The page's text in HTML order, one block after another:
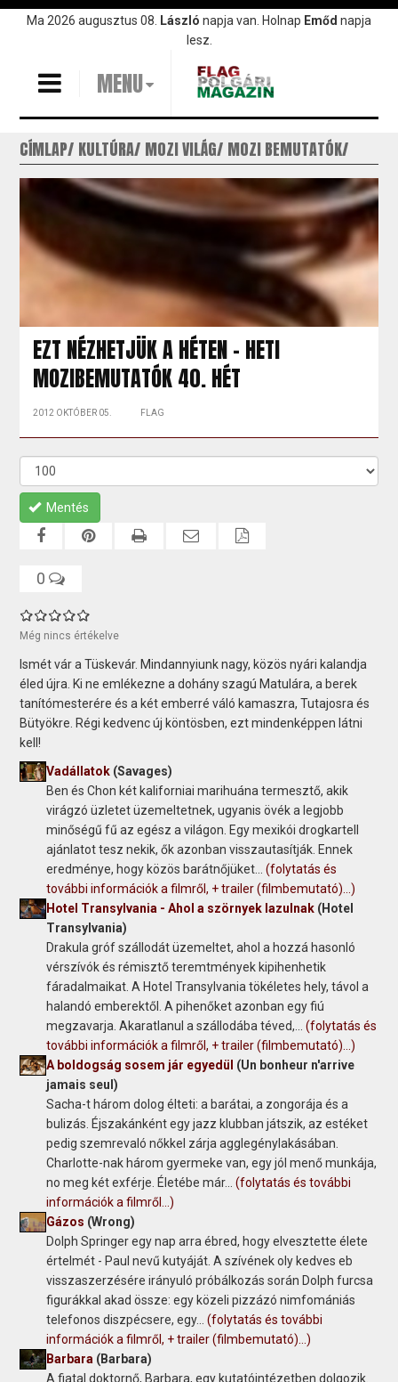
UgrásMa 2026 augusztus 08. László napja van. Holnap Emőd napja
lesz.
MENU
CÍMLAP KULTÚRA MOZI VILÁG MOZI BEMUTATÓK
EZT NÉZHETJÜK A HÉTEN - HETI
MOZIBEMUTATÓK 40. HÉT
2012 OKTÓBER 05. FLAG
Mentés
0
Még nincs értékelve
Ismét vár a Tüskevár. Mindannyiunk nagy, közös nyári kalandja
éled újra. Ki ne emlékezne a dohány szagú Matulára, a berek
tanítómesterére és a két emberré váló kamaszra, Tutajosra és
Bütyökre. Régi kedvenc új köntösben, ezt mindenképpen látni
kell!
Vadállatok (Savages)
Ben és Chon két kaliforniai marihuána termesztő, akik
virágzó üzletet üzemeltetnek, ugyanis övék a legjobb
minőségű fű az egész a világon. Egy mexikói drogkartell
ajánlatot tesz nekik, ők azonban visszautasítják. Ennek
eredménye, hogy közös barátnőjüket...(folytatás és
további információk a filmről, + trailer (filmbemutató)...)
Hotel Transylvania - Ahol a szörnyek lazulnak (Hotel
Transylvania)
Drakula gróf szállodát üzemeltet, ahol a hozzá hasonló
vérszívók és rémisztő teremtmények kipihenhetik
fáradalmaikat. A Hotel Transylvania tökéletes hely, távol a
halandó emberektől. A pihenőket azonban egy fiú
megzavarja. Akaratlanul a szállodába téved,...(folytatás és
további információk a filmről, + trailer (filmbemutató)...)
A boldogság sosem jár egyedül (Un bonheur n'arrive
jamais seul)
Sacha-t három dolog élteti: a barátai, a zongorája és a
bulizás. Éjszakánként egy jazz klubban játszik, az estéket
pedig szemrevaló nőkkel zárja agglegénylakásában.
Charlotte-nak három gyermeke van, egy jól menő munkája,
no meg két exférje. Életébe már...(folytatás és további
információk a filmről...)
Gázos (Wrong)
Dolph Springer egy nap arra ébred, hogy elvesztette élete
értelmét - Paul nevű kutyáját. A szívének oly kedves eb
visszaszerzésére irányuló próbálkozás során Dolph furcsa
figurákkal akad össze: egy közeli pizzázó nimfomániás
telefonos diszpécsere, egy...(folytatás és további
információk a filmről, + trailer (filmbemutató)...)
Barbara (Barbara)
A fiatal doktornő, Barbara, egy kutatóintézetben dolgozik.